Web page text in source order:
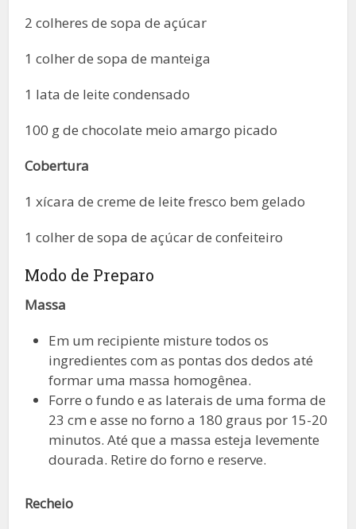
2 colheres de sopa de açúcar
1 colher de sopa de manteiga
1 lata de leite condensado
100 g de chocolate meio amargo picado
Cobertura
1 xícara de creme de leite fresco bem gelado
1 colher de sopa de açúcar de confeiteiro
Modo de Preparo
Massa
Em um recipiente misture todos os
ingredientes com as pontas dos dedos até
formar uma massa homogênea.
Forre o fundo e as laterais de uma forma de
23 cm e asse no forno a 180 graus por 15-20
minutos. Até que a massa esteja levemente
dourada. Retire do forno e reserve.
Recheio